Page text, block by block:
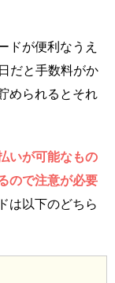
ドが便利なうえ
だと手数料がか
められるとそれ
いが可能なもの
ので注意が必要
は以下のどちら